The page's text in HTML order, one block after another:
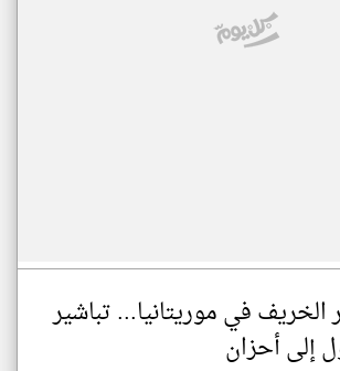
الخريف في موريتانيا... تباشير
إلى أحزان